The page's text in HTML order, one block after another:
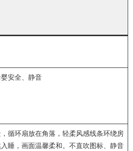
安全、静音
循环扇放在角落，轻柔风感线条环绕房
睡，画面温馨柔和。不直吹图标、静音